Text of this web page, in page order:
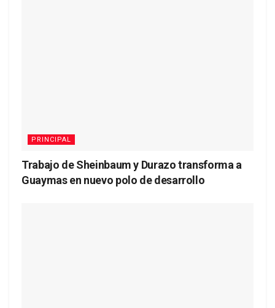
PRINCIPAL
Trabajo de Sheinbaum y Durazo transforma a
Guaymas en nuevo polo de desarrollo